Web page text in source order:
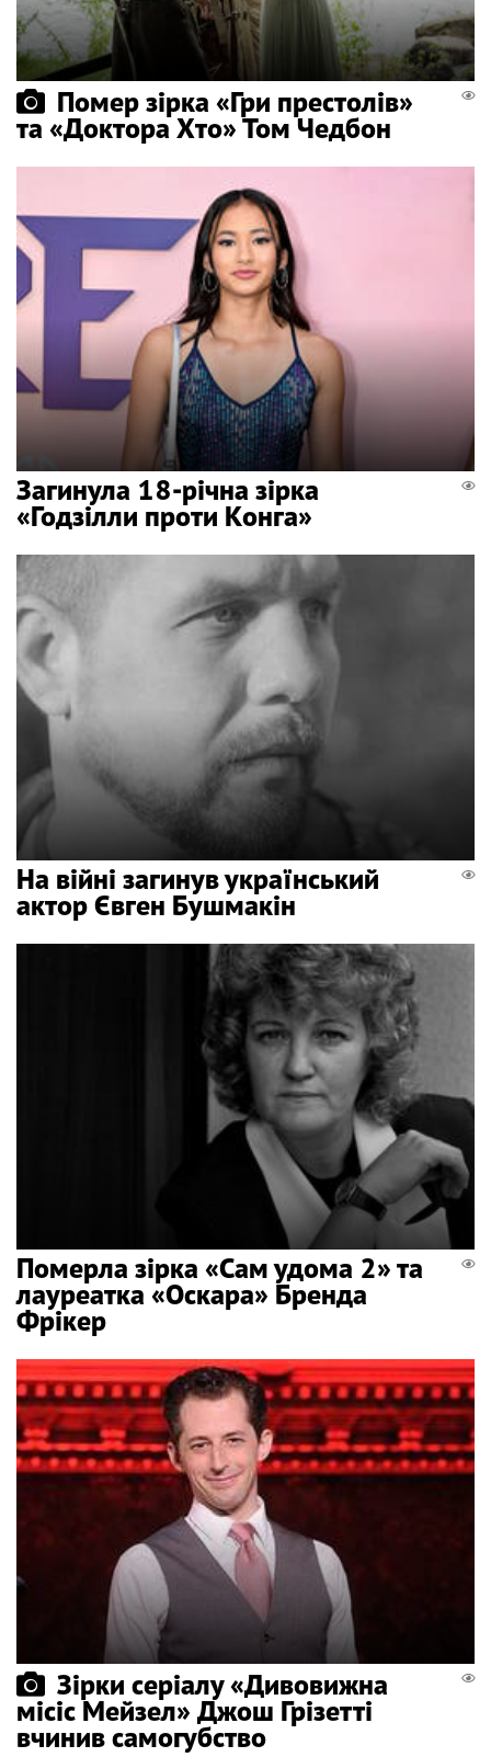
Помер зірка «Гри престолів»
та «Доктора Хто» Том Чедбон
Загинула 18-річна зірка
«Годзілли проти Конга»
На війні загинув український
актор Євген Бушмакін
Померла зірка «Сам удома 2» та
лауреатка «Оскара» Бренда
Фрікер
Зірки серіалу «Дивовижна
місіс Мейзел» Джош Грізетті
вчинив самогубство